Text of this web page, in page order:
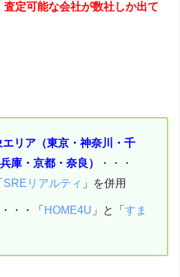
定可能な会社が数社しか出て
リア（東京・神奈川・千
庫・京都・奈良）
・・・
SREリアルティ 」を併用
・・・「 HOME4U 」と「 すま